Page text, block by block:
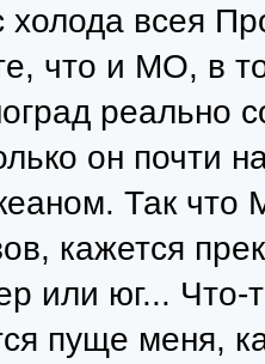
холода всея
что и МО, в
реально
он почти
Так что
кажется
или юг... Что-
пуще меня,